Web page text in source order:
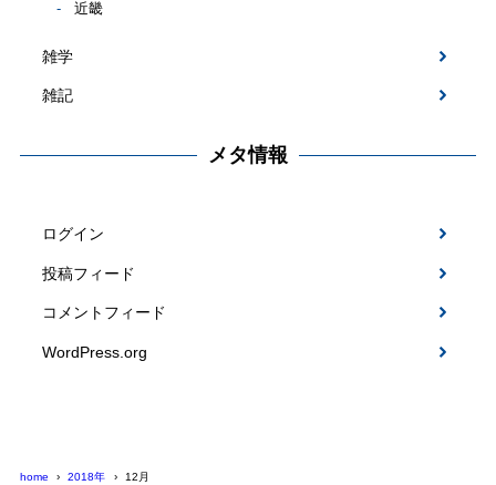
近畿
雑学
雑記
メタ情報
ログイン
投稿フィード
コメントフィード
WordPress.org
home 2018年 12月